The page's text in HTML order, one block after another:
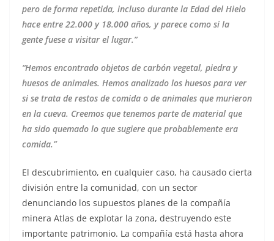
pero de forma repetida, incluso durante la Edad del Hielo
hace entre 22.000 y 18.000 años, y parece como si la
gente fuese a visitar el lugar.”
“Hemos encontrado objetos de carbón vegetal, piedra y
huesos de animales. Hemos analizado los huesos para ver
si se trata de restos de comida o de animales que murieron
en la cueva. Creemos que tenemos parte de material que
ha sido quemado lo que sugiere que probablemente era
comida.”
El descubrimiento, en cualquier caso, ha causado cierta
división entre la comunidad, con un sector
denunciando los supuestos planes de la compañía
minera Atlas de explotar la zona, destruyendo este
importante patrimonio. La compañía está hasta ahora